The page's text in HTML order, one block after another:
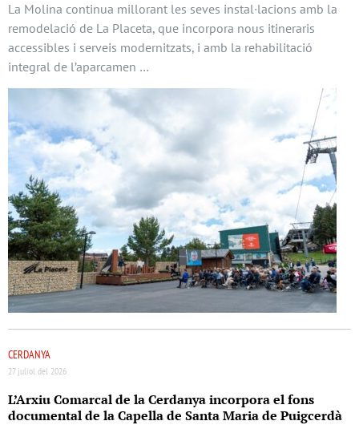
La Molina continua millorant les seves instal·lacions amb la
remodelació de La Placeta, que incorpora nous itineraris
accessibles i serveis modernitzats, i amb la rehabilitació
integral de l’aparcamen …
CERDANYA
27 juliol del 2026
L’Arxiu Comarcal de la Cerdanya incorpora el fons
documental de la Capella de Santa Maria de Puigcerdà